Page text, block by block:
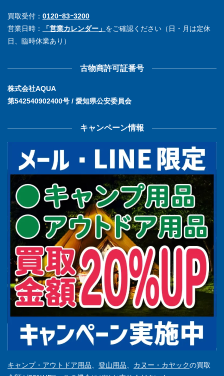
買取受付： 0120ｰ83ｰ3200
営業日時：
「営業カレンダー」 をご確認ください（日・月は定休
日、臨時休業あり）
古物商許可証番号
株式会社AQUA
第542540902400号 / 愛知県公安委員会
キャンペーン情報
キャンプ・アウトドア用品 登山用品 カヌー・カヤックの買取